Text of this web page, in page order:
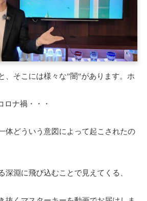
、そこには様々な”闇”があります。ホ
ロナ禍・・・
体どういう意図によって起こされたの
深淵に飛び込むことで見えてくる、